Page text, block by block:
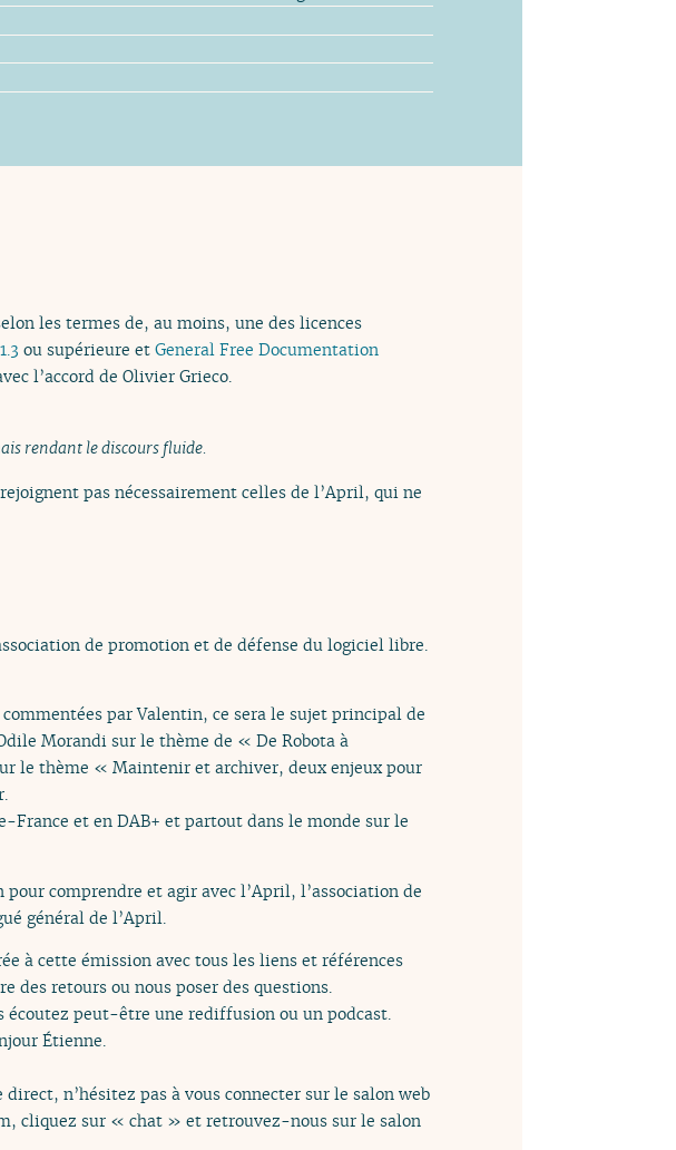
les termes de, au moins, une des licences
ou supérieure et General Free Documentation
l’accord de Olivier Grieco.
rendant le discours fluide.
pas nécessairement celles de l’April, qui ne
de promotion et de défense du logiciel libre.
par Valentin, ce sera le sujet principal de
Morandi sur le thème de « De Robota à
le thème « Maintenir et archiver, deux enjeux pour
France et en DAB+ et partout dans le monde sur le
pour comprendre et agir avec l’April, l’association de
général de l’April.
à cette émission avec tous les liens et références
des retours ou nous poser des questions.
écoutez peut-être une rediffusion ou un podcast.
Étienne.
n’hésitez pas à vous connecter sur le salon web
cliquez sur « chat » et retrouvez-nous sur le salon